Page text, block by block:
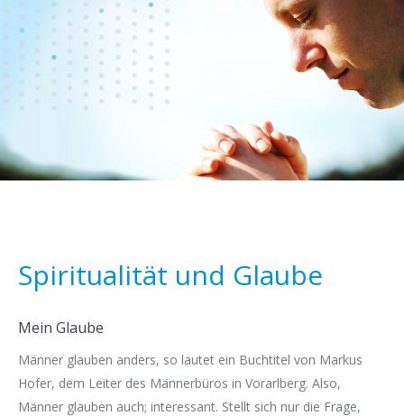
Spiritualität und Glaube
Mein Glaube
Männer glauben anders, so lautet ein Buchtitel von Markus
Hofer, dem Leiter des Männerbüros in Vorarlberg. Also,
Männer glauben auch; interessant. Stellt sich nur die Frage,